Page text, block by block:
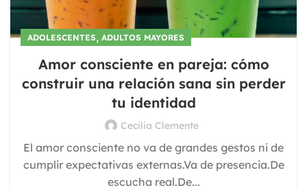
ADOLESCENTES, ADULTOS MAYORES
Amor consciente en pareja: cómo
construir una relación sana sin perder
tu identidad
Cecilia Clemente
El amor consciente no va de grandes gestos ni de
cumplir expectativas externas.Va de presencia.De
escucha real.De...